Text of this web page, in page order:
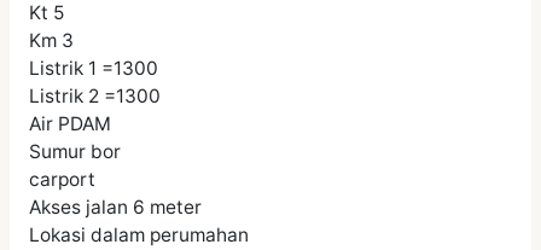
Kt 5
Km 3
Listrik 1 =1300
Listrik 2 =1300
Air PDAM
Sumur bor
carport
Akses jalan 6 meter
Lokasi dalam perumahan